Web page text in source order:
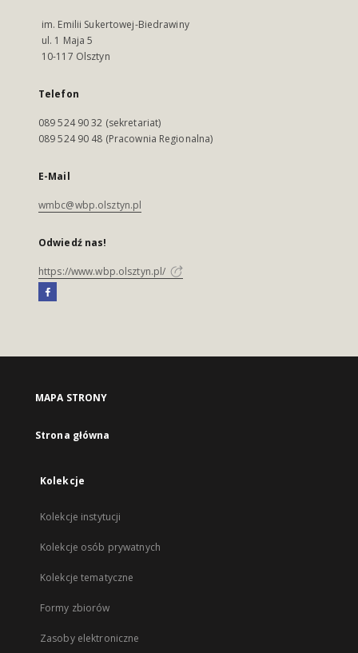
im. Emilii Sukertowej-Biedrawiny
ul. 1 Maja 5
10-117 Olsztyn
Telefon
089 524 90 32 (sekretariat)
089 524 90 48 (Pracownia Regionalna)
E-Mail
wmbc@wbp.olsztyn.pl
Odwiedź nas!
https://www.wbp.olsztyn.pl/
MAPA STRONY
Strona główna
Kolekcje
Kolekcje instytucji
Kolekcje osób prywatnych
Kolekcje tematyczne
Formy zbiorów
Zasoby elektroniczne